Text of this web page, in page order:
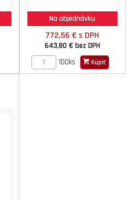
Na objednávku
772,56 €s DPH
643,80 € bez DPH
100ks
Kúpiť